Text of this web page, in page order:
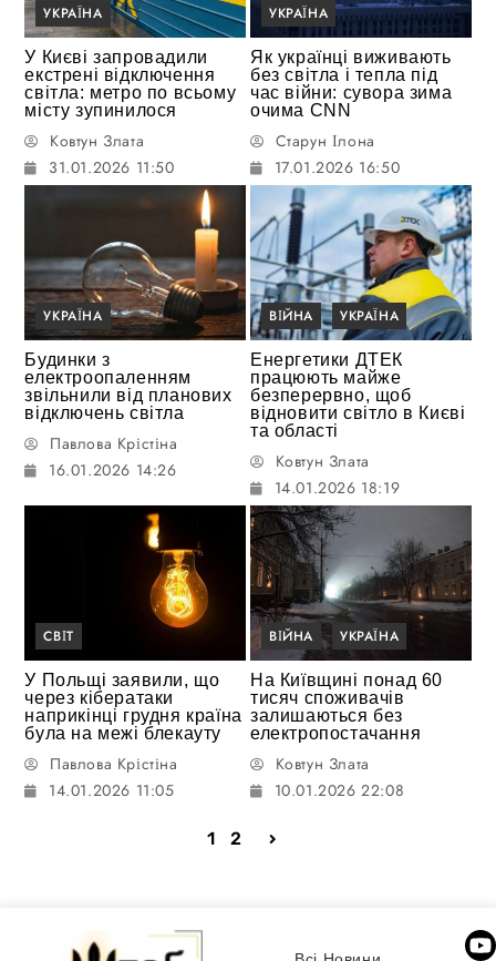
УКРАЇНА
У Києві запровадили
екстрені відключення
світла: метро по всьому
місту зупинилося
Ковтун Злата
31.01.2026 11:50
УКРАЇНА
Як українці виживають
без світла і тепла під
час війни: сувора зима
очима CNN
Старун Ілона
17.01.2026 16:50
УКРАЇНА
Будинки з
електроопаленням
звільнили від планових
відключень світла
Павлова Крістіна
16.01.2026 14:26
ВІЙНА УКРАЇНА
Енергетики ДТЕК
працюють майже
безперервно, щоб
відновити світло в Києві
та області
Ковтун Злата
14.01.2026 18:19
СВІТ
У Польщі заявили, що
через кібератаки
наприкінці грудня країна
була на межі блекауту
Павлова Крістіна
14.01.2026 11:05
ВІЙНА УКРАЇНА
На Київщині понад 60
тисяч споживачів
залишаються без
електропостачання
Ковтун Злата
10.01.2026 22:08
1 2